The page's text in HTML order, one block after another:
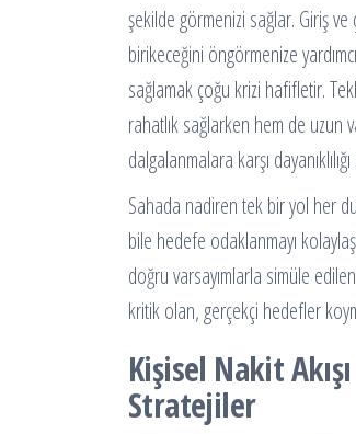
şekilde görmenizi sağlar. Giriş
birikeceğini öngörmenize
sağlamak çoğu krizi hafifletir.
rahatlık sağlarken hem de uzun
dalgalanmalara karşı
Sahada nadiren tek bir yol her
bile hedefe odaklanmayı
doğru varsayımlarla simüle
kritik olan, gerçekçi hedefler
Kişisel Nakit
Stratejiler